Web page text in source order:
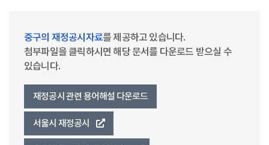
중구의 재정공시자료를 제공하고 있습니다.
첨부파일을 클릭하시면 해당 문서를 다운로드 받으실 수
있습니다.
재정공시 관련 용어해설 다운로드
서울시 재정공시